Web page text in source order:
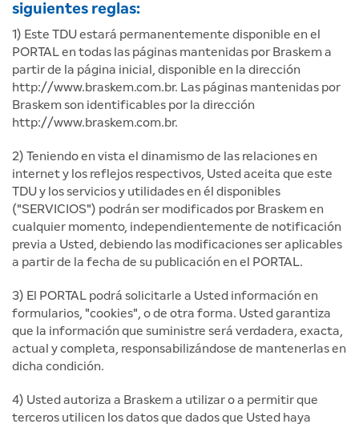
siguientes reglas:
1) Este TDU estará permanentemente disponible en el
PORTAL en todas las páginas mantenidas por Braskem a
partir de la página inicial, disponible en la dirección
http://www.braskem.com.br. Las páginas mantenidas por
Braskem son identificables por la dirección
http://www.braskem.com.br.
2) Teniendo en vista el dinamismo de las relaciones en
internet y los reflejos respectivos, Usted aceita que este
TDU y los servicios y utilidades en él disponibles
("SERVICIOS") podrán ser modificados por Braskem en
cualquier momento, independientemente de notificación
previa a Usted, debiendo las modificaciones ser aplicables
a partir de la fecha de su publicación en el PORTAL.
3) El PORTAL podrá solicitarle a Usted información en
formularios, "cookies", o de otra forma. Usted garantiza
que la información que suministre será verdadera, exacta,
actual y completa, responsabilizándose de mantenerlas en
dicha condición.
4) Usted autoriza a Braskem a utilizar o a permitir que
terceros utilicen los datos que dados que Usted haya